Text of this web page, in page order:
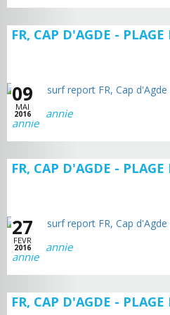
FR, CAP D'AGDE -
09
MAI
2016
annie
FR, CAP D'AGDE -
27
FEVR
2016
annie
FR, CAP D'AGDE -